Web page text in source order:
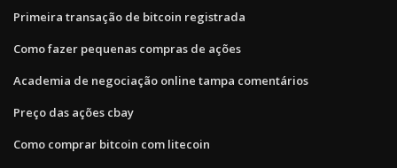
Primeira transação de bitcoin registrada
Como fazer pequenas compras de ações
Academia de negociação online tampa comentários
Preço das ações cbay
Como comprar bitcoin com litecoin